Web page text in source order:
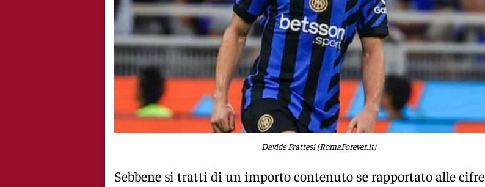
Davide Frattesi (RomaForever.it)
Sebbene si tratti di un importo contenuto se rapportato alle cifre